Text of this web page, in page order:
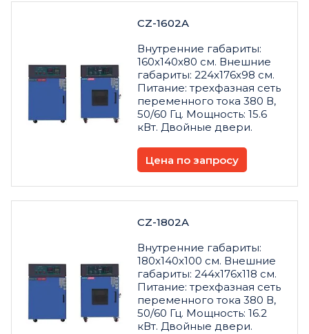
CZ-1602A
Внутренние габариты:
160x140x80 см. Внешние
габариты: 224x176x98 см.
Питание: трехфазная сеть
переменного тока 380 В,
50/60 Гц. Мощность: 15.6
кВт. Двойные двери.
Цена по запросу
CZ-1802A
Внутренние габариты:
180x140x100 см. Внешние
габариты: 244x176x118 см.
Питание: трехфазная сеть
переменного тока 380 В,
50/60 Гц. Мощность: 16.2
кВт. Двойные двери.